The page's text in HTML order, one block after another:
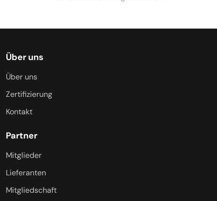
Über uns
Über uns
Zertifizierung
Kontakt
Partner
Mitglieder
Lieferanten
Mitgliedschaft